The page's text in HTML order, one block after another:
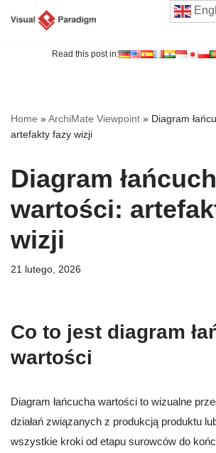
Read this post in:
Home »ArchiMate Viewpoint » Diagram
artefakty fazy wizji
Diagram
wartości:
wizji
21 lutego, 2026
Co to jest diagram
wartości
Diagram łańcucha wartości to wizualne
działań związanych z produkcją produktu
wszystkie kroki od etapu surowców do